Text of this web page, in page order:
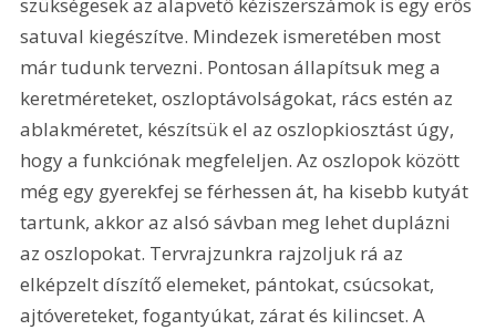
szükségesek az alapvető kéziszerszámok is egy erős
satuval kiegészítve. Mindezek ismeretében most
már tudunk tervezni. Pontosan állapítsuk meg a
keretméreteket, oszloptávolságokat, rács estén az
ablakméretet, készítsük el az oszlopkiosztást úgy,
hogy a funkciónak megfeleljen. Az oszlopok között
még egy gyerekfej se férhessen át, ha kisebb kutyát
tartunk, akkor az alsó sávban meg lehet duplázni
az oszlopokat. Tervrajzunkra rajzoljuk rá az
elképzelt díszítő elemeket, pántokat, csúcsokat,
ajtóvereteket, fogantyúkat, zárat és kilincset. A